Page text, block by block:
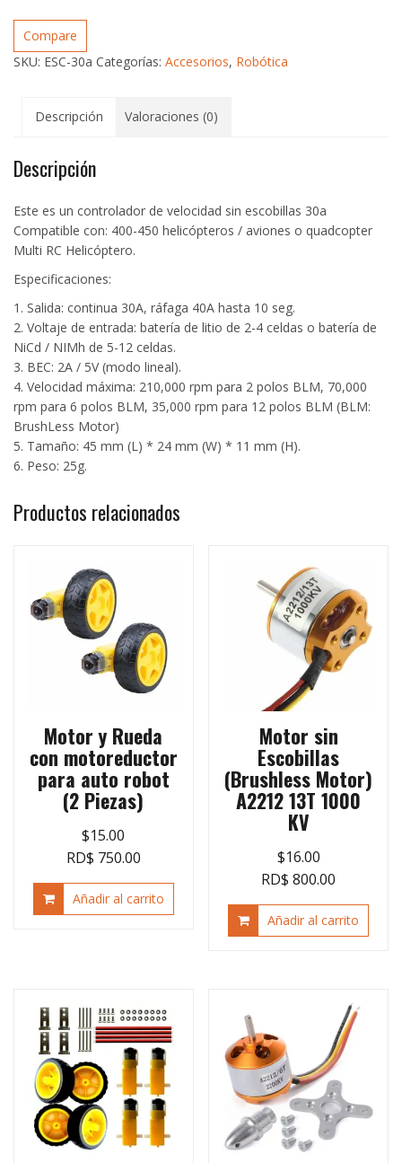
velocidad
(ESC)
30a
Compare
SKU: ESC-30a Categorías: Accesorios, Robótica
Descripción Valoraciones (0)
Descripción
Este es un controlador de velocidad sin escobillas 30a
Compatible con: 400-450 helicópteros / aviones o quadcopter
Multi RC Helicóptero.
Especificaciones:
1. Salida: continua 30A, ráfaga 40A hasta 10 seg.
2. Voltaje de entrada: batería de litio de 2-4 celdas o batería de
NiCd / NIMh de 5-12 celdas.
3. BEC: 2A / 5V (modo lineal).
4. Velocidad máxima: 210,000 rpm para 2 polos BLM, 70,000
rpm para 6 polos BLM, 35,000 rpm para 12 polos BLM (BLM:
BrushLess Motor)
5. Tamaño: 45 mm (L) * 24 mm (W) * 11 mm (H).
6. Peso: 25g.
Productos relacionados
Motor y Rueda
con motoreductor
para auto robot
(2 Piezas)
$15.00
RD$ 750.00
Añadir al carrito
Motor sin
Escobillas
(Brushless Motor)
A2212 13T 1000
KV
$16.00
RD$ 800.00
Añadir al carrito